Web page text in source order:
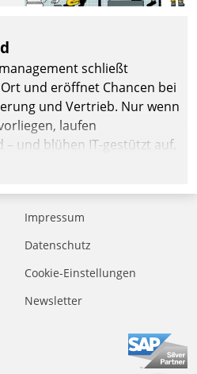
schließt
und eröffnet Chancen bei
und Vertrieb. Nur wenn
laufen
und blühen IT-gestützt auf.
Impressum
Datenschutz
Cookie-Einstellungen
Newsletter